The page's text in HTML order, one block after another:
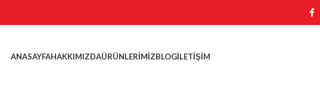
ANASAYFAHAKKIMIZDAÜRÜNLERIMIZBLOGİLETIŞIM